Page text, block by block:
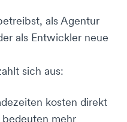
als Agentur
als Entwickler neue
sich aus:
kosten direkt
bedeuten mehr